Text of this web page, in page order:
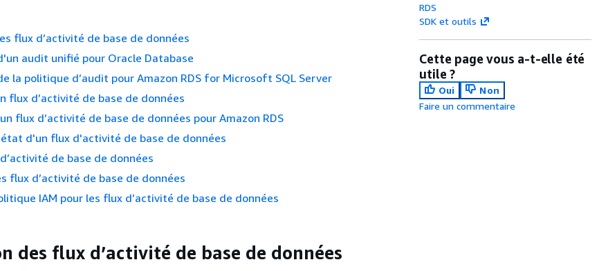
flux d’activité de base de données
audit unifié pour Oracle Database
la politique d’audit pour Amazon RDS for Microsoft SQL Server
flux d’activité de base de données
flux d’activité de base de données pour Amazon RDS
d'un flux d'activité de base de données
de base de données
flux d’activité de base de données
IAM pour les flux d’activité de base de données
des flux d’activité de base de données
RDS
SDK et outils
Cette page vous a-t-elle été
utile ?
Oui
Non
Faire un commentaire